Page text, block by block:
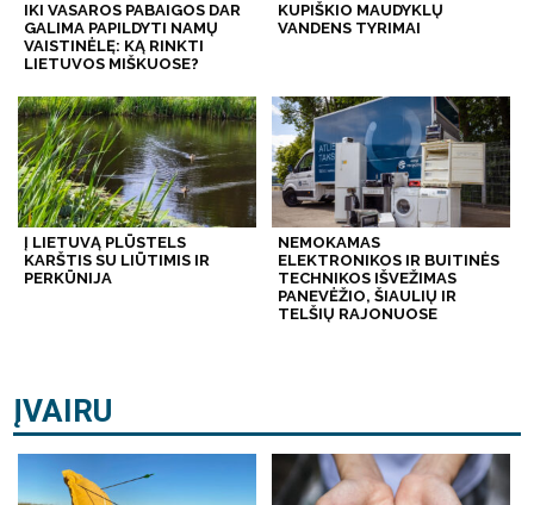
IKI VASAROS PABAIGOS DAR
GALIMA PAPILDYTI NAMŲ
VAISTINĖLĘ: KĄ RINKTI
LIETUVOS MIŠKUOSE?
KUPIŠKIO MAUDYKLŲ
VANDENS TYRIMAI
Į LIETUVĄ PLŪSTELS
KARŠTIS SU LIŪTIMIS IR
PERKŪNIJA
NEMOKAMAS
ELEKTRONIKOS IR BUITINĖS
TECHNIKOS IŠVEŽIMAS
PANEVĖŽIO, ŠIAULIŲ IR
TELŠIŲ RAJONUOSE
ĮVAIRU